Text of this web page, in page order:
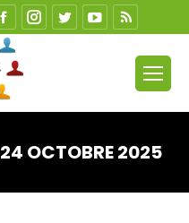
FacebookInstagram
TwitterYouTube
24 OCTOBRE 2025